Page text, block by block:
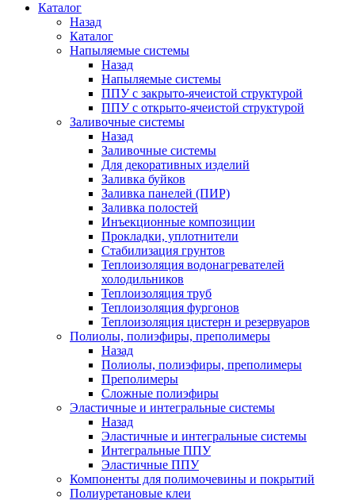
Каталог
Назад
Каталог
Напыляемые системы
Назад
Напыляемые системы
ППУ с закрыто-ячеистой структурой
ППУ с открыто-ячеистой структурой
Заливочные системы
Назад
Заливочные системы
Для декоративных изделий
Заливка буйков
Заливка панелей (ПИР)
Заливка полостей
Инъекционные композиции
Прокладки, уплотнители
Стабилизация грунтов
Теплоизоляция водонагревателей
холодильников
Теплоизоляция труб
Теплоизоляция фургонов
Теплоизоляция цистерн и резервуаров
Полиолы, полиэфиры, преполимеры
Назад
Полиолы, полиэфиры, преполимеры
Преполимеры
Сложные полиэфиры
Эластичные и интегральные системы
Назад
Эластичные и интегральные системы
Интегральные ППУ
Эластичные ППУ
Компоненты для полимочевины и покрытий
Полиуретановые клеи